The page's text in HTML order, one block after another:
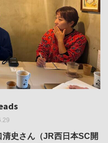
史さん（JR西日本SC開
庸一は、「大阪のゆかり
会の残像
展「余りの風景」
の線——「ライフライン」